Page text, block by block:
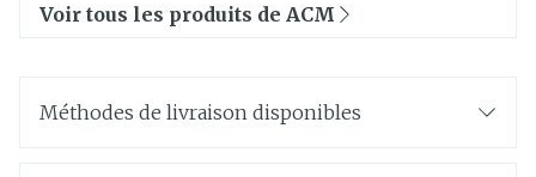
Voir tous les produits de ACM
Méthodes de livraison disponibles